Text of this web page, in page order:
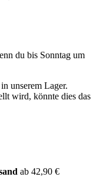
du bis Sonntag um
unserem Lager.
wird, könnte dies das
ab 42,90 €